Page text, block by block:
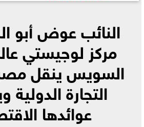
النائب عوض أبو
مركز لوجيستي
السويس ينقل
التجارة
عوائدها